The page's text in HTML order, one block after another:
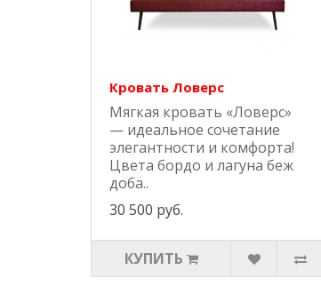
Кровать Ловерс
Мягкая кровать «Ловерс»
— идеальное сочетание
элегантности и комфорта!
Цвета бордо и лагуна беж
доба..
30 500 руб.
КУПИТЬ